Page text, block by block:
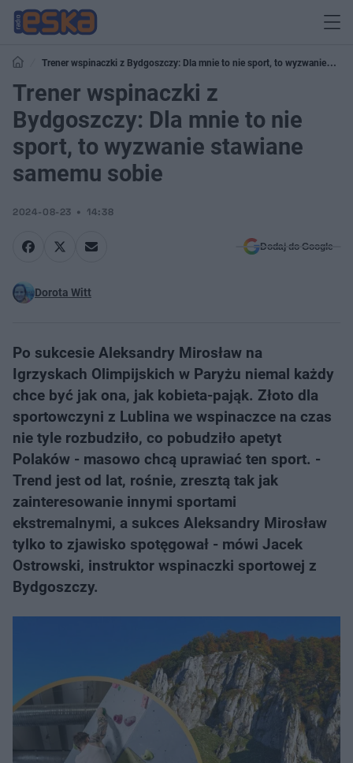
Trener wspinaczki z Bydgoszczy: Dla mnie to nie sport, to wyzwanie
stawiane samemu sobie
Trener wspinaczki z
Bydgoszczy: Dla mnie to nie
sport, to wyzwanie stawiane
samemu sobie
2024-08-23 14:38
Dodaj do Google
Dorota Witt
Po sukcesie Aleksandry Mirosław na
Igrzyskach Olimpijskich w Paryżu niemal każdy
chce być jak ona, jak kobieta-pająk. Złoto dla
sportowczyni z Lublina we wspinaczce na czas
nie tyle rozbudziło, co pobudziło apetyt
Polaków - masowo chcą uprawiać ten sport. -
Trend jest od lat, rośnie, zresztą tak jak
zainteresowanie innymi sportami
ekstremalnymi, a sukces Aleksandry Mirosław
tylko to zjawisko spotęgował - mówi Jacek
Ostrowski, instruktor wspinaczki sportowej z
Bydgoszczy.